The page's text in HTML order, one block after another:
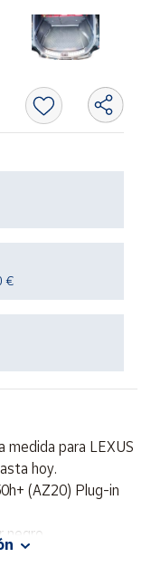
€
para LEXUS
hoy.
(AZ20) Plug-in